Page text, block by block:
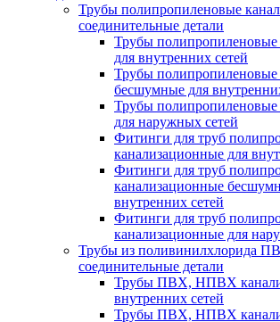
Трубы полипропиленовые
соединительные детали
Трубы полипропиленовые
для внутренних сетей
Трубы полипропиленовые
бесшумные для
Трубы полипропиленовые
для наружных сетей
Фитинги для труб
канализационные для
Фитинги для труб
канализационные
внутренних сетей
Фитинги для труб
канализационные для
Трубы из поливинилхлорида
соединительные детали
Трубы ПВХ, НПВХ
внутренних сетей
Трубы ПВХ, НПВХ